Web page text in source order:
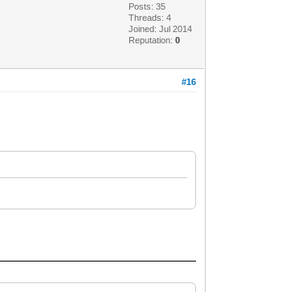
Posts: 35
Threads: 4
Joined: Jul 2014
Reputation:0
#16